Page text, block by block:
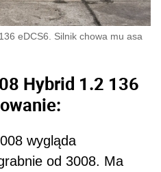
eDCS6. Silnik chowa mu asa
Hybrid 1.2 136
wygląda
od 3008. Ma